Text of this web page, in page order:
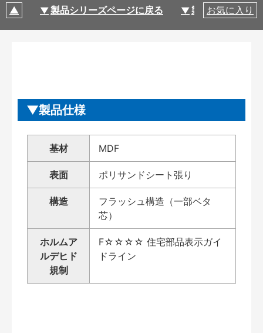
製品シリーズページに戻る 製品仕様
お気に入り
製品仕様
基材 MDF
表面 ポリサンドシート張り
構造
フラッシュ構造（一部ベタ
芯）
ホルムア
ルデヒド
規制
F☆☆☆☆ 住宅部品表示ガイ
ドライン